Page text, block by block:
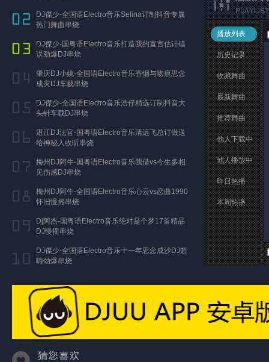
DJ傑少-全国语Electro音乐Selina订制抖音专属
热门舞曲串烧
DJ傑少-国粤语Electro音乐打造我的宣言估计错
误劲爆DJ串烧
肇庆DJ小姚-全国语Electro音乐香烟与吻痕思念
成灾DJ车载串烧
DJ傑少-全国语Electro音乐浩仔精选订制抖音大
头针车载DJ串烧
湛江DJ法官-国粤语Electro音乐清远飞总订做送
给神秘人收听串烧
梅州DJ阿牛-国粤语Electro音乐我借vs今生多相
见伤感DJ串烧
梅州DJ阿牛-全国语Electro音乐心云vs恋曲1990
怀旧慢摇串烧
Dj阿杰-国粤语Electro音乐绝对是个梦17首精品
DJ慢摇串烧
DJ傑少-全国语Electro音乐十一年思念成沙DJ超
嗨劲爆串烧
播放列表
历史记录
收藏舞曲
最新舞曲
推荐舞曲
他人下载中
他人播放中
昨日热播
本周热播